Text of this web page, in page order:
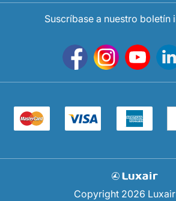
Suscríbase a nuestro boletín
Copyright 2026 Luxair